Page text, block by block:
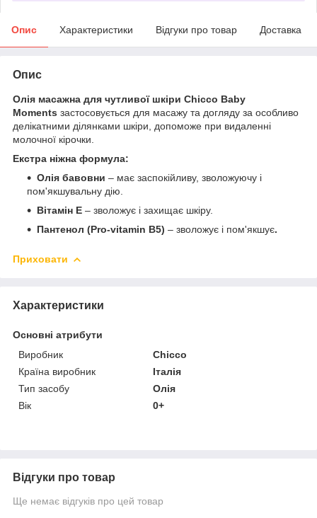
Опис Характеристики Відгуки про товар Доставка
Опис
Олія масажна для чутливої шкіри Chicco Baby
Moments застосовується для масажу та догляду за особливо
делікатними ділянками шкіри, допоможе при видаленні
молочної кірочки.
Екстра ніжна формула:
Олія бавовни – має заспокійливу, зволожуючу і
пом'якшувальну дію.
Вітамін E – зволожує і захищає шкіру.
Пантенол (Pro-vitamin B5) – зволожує і пом'якшує.
Приховати
Характеристики
Основні атрибути
Виробник
Chicco
Країна виробник
Італія
Тип засобу
Олія
Вік
0+
Відгуки про товар
Ще немає відгуків про цей товар